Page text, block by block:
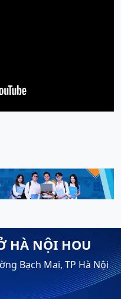
HÀ NỘI HOU
Bạch Mai, TP Hà Nội